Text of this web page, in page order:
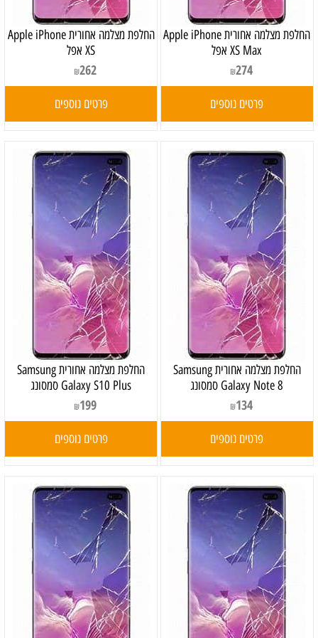
‏החלפת מצלמה אחורית Apple iPhone
XS Max אפל
₪274
פרטים נוספים
‏החלפת מצלמה אחורית Apple iPhone
XS אפל
₪262
פרטים נוספים
‏החלפת מצלמה אחורית Samsung
Galaxy Note 8 סמסונג
₪134
פרטים נוספים
‏החלפת מצלמה אחורית Samsung
Galaxy S10 Plus סמסונג
₪199
פרטים נוספים